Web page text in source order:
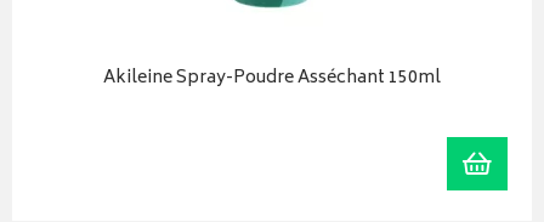
Akileine Spray-Poudre Asséchant 150ml